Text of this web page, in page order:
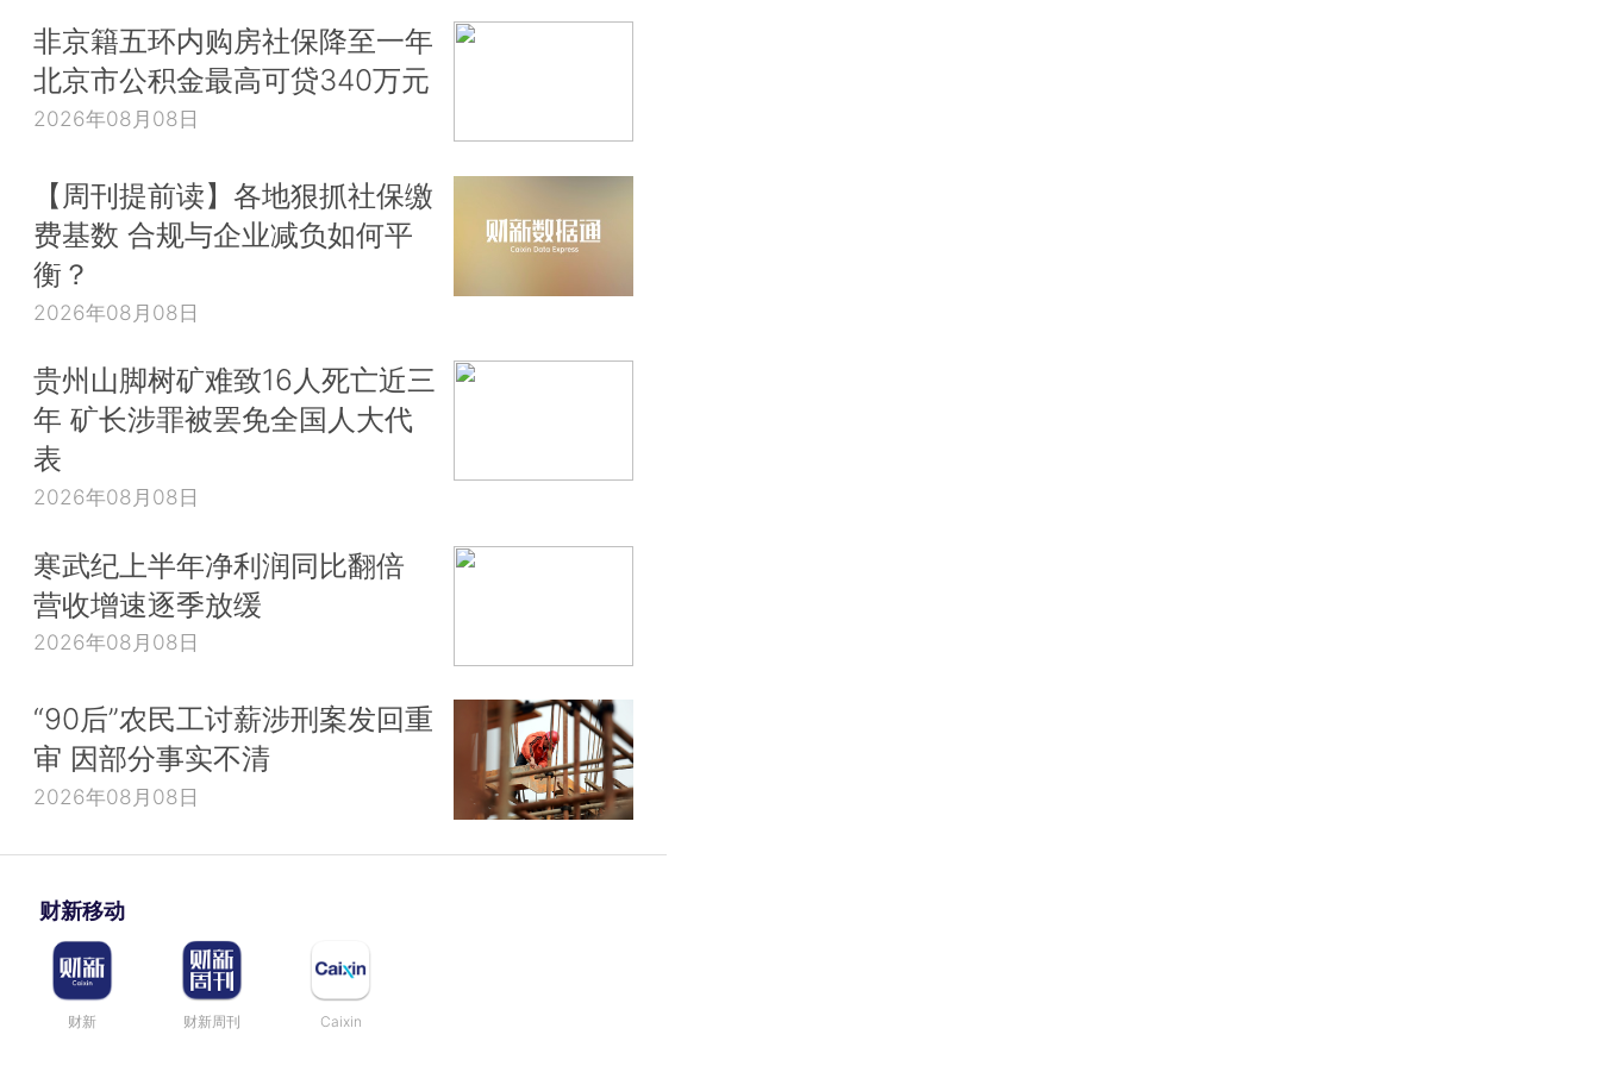
非京籍五环内购房社保降至一年
北京市公积金最高可贷340万元
2026年08月08日
【周刊提前读】各地狠抓社保缴
费基数 合规与企业减负如何平
衡？
2026年08月08日
贵州山脚树矿难致16人死亡近三
年 矿长涉罪被罢免全国人大代
表
2026年08月08日
寒武纪上半年净利润同比翻倍
营收增速逐季放缓
2026年08月08日
“90后”农民工讨薪涉刑案发回重
审 因部分事实不清
2026年08月08日
财新移动
财新 财新周刊 Caixin